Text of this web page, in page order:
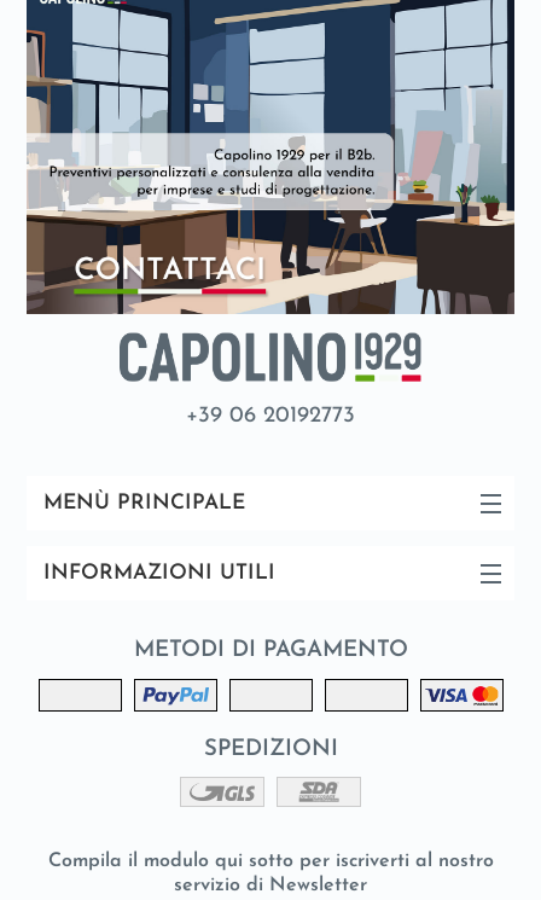
+39 06 20192773
MENÙ PRINCIPALE
INFORMAZIONI UTILI
METODI DI PAGAMENTO
SPEDIZIONI
Compila il modulo qui sotto per iscriverti al nostro
servizio di Newsletter